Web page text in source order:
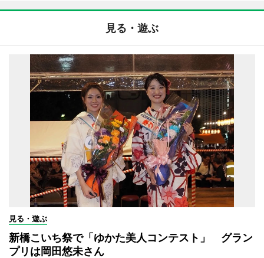
見る・遊ぶ
見る・遊ぶ
新橋こいち祭で「ゆかた美人コンテスト」 グラン
プリは岡田悠未さん